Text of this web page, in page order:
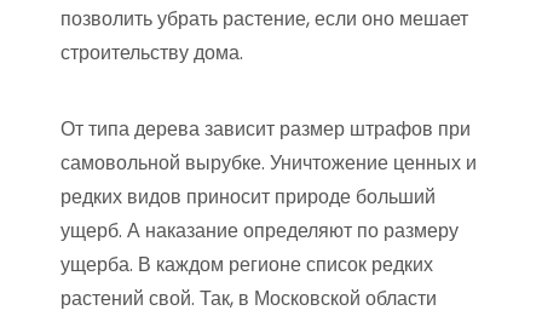
позволить убрать растение, если оно мешает
строительству дома.
От типа дерева зависит размер штрафов при
самовольной вырубке. Уничтожение ценных и
редких видов приносит природе больший
ущерб. А наказание определяют по размеру
ущерба. В каждом регионе список редких
растений свой. Так, в Московской области